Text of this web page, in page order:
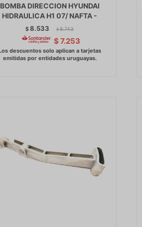
BOMBA DIRECCION HYUNDAI
HIDRAULICA H1 07/ NAFTA -
$8.533 $ 8.743
$ 7.253